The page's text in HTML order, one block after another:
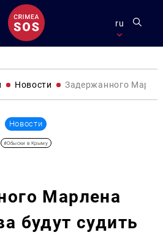
ru
Новости Задержанного
Новости
#Обыски в Крыму
Марлена
будут судить